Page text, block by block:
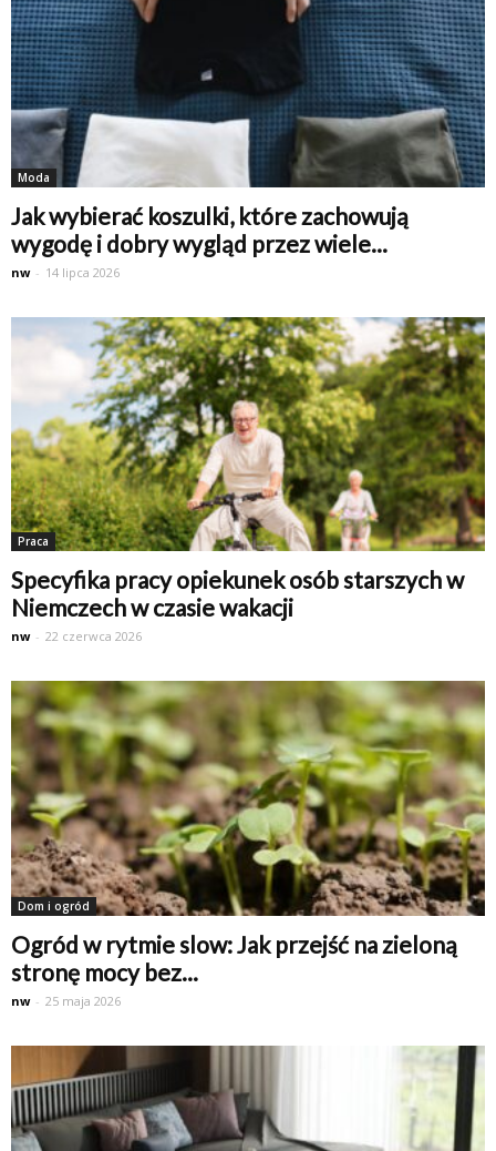
Moda
Jak wybierać koszulki, które zachowują
wygodę i dobry wygląd przez wiele...
nw - 14 lipca 2026
Praca
Specyfika pracy opiekunek osób starszych w
Niemczech w czasie wakacji
nw - 22 czerwca 2026
Dom i ogród
Ogród w rytmie slow: Jak przejść na zieloną
stronę mocy bez...
nw - 25 maja 2026